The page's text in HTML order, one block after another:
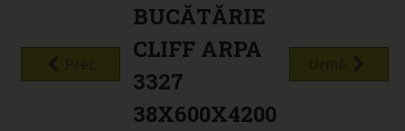
BUCĂTĂRIE
CLIFF ARPA
3327
38X600X4200